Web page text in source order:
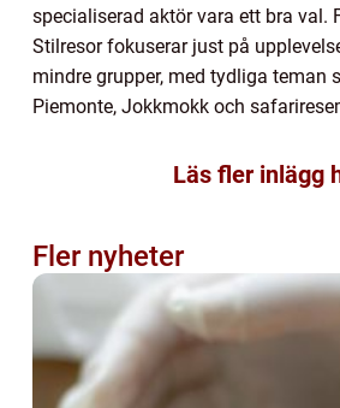
specialiserad aktör vara ett bra val.
Stilresor fokuserar just på
mindre grupper, med tydliga teman
Piemonte, Jokkmokk och
Läs fler inlägg
Fler nyheter